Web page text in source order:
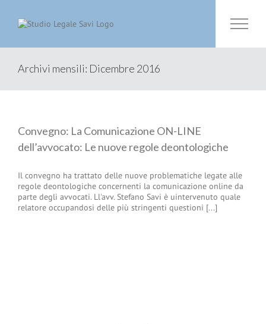
contenuto
Archivi mensili: Dicembre 2016
Convegno: La Comunicazione ON-LINE
dell’avvocato: Le nuove regole deontologiche
Il convegno ha trattato delle nuove problematiche legate alle
regole deontologiche concernenti la comunicazione online da
parte degli avvocati. Ll'avv. Stefano Savi è uintervenuto quale
relatore occupandosi delle più stringenti questioni [...]